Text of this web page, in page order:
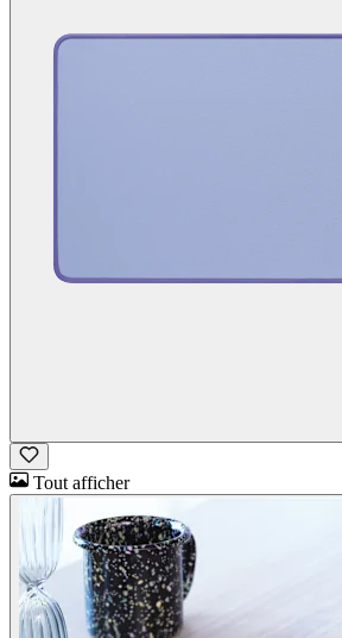
Tout afficher